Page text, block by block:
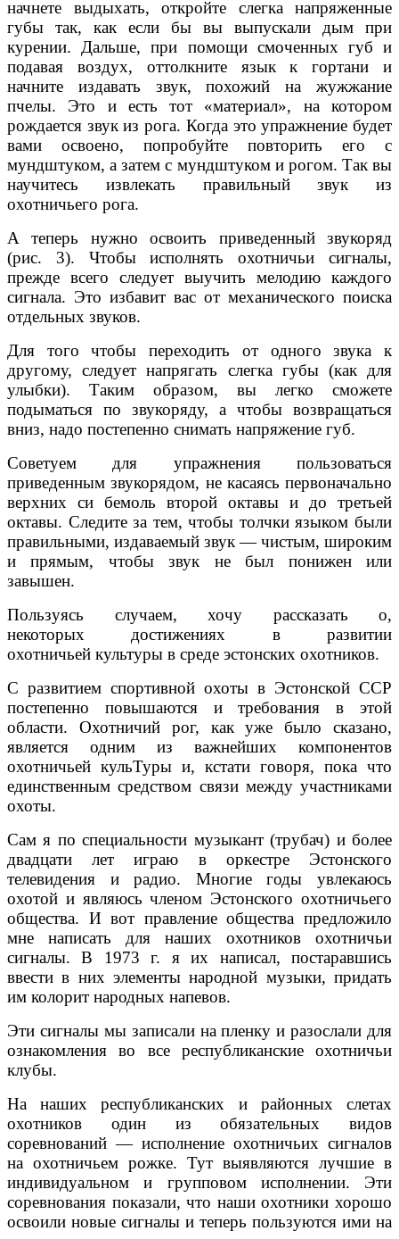
начнете выдыхать, откройте слегка напряженные
губы так, как если бы вы выпускали дым при
курении. Дальше, при помощи смоченных губ и
подавая воздух, оттолкните язык к гортани и
начните издавать звук, похожий на жужжание
пчелы. Это и есть тот «материал», на котором
рождается звук из рога. Когда это упражнение будет
вами освоено, попробуйте повторить его с
мундштуком, а затем с мундштуком и рогом. Так вы
научитесь извлекать правильный звук из
охотничьего рога.
А теперь нужно освоить приведенный звукоряд
(рис. 3). Чтобы исполнять охотничьи сигналы,
прежде всего следует выучить мелодию каждого
сигнала. Это избавит вас от механического поиска
отдельных звуков.
Для того чтобы переходить от одного звука к
другому, следует напрягать слегка губы (как для
улыбки). Таким образом, вы легко сможете
подыматься по звукоряду, а чтобы возвращаться
вниз, надо постепенно снимать напряжение губ.
Советуем для упражнения пользоваться
приведенным звукорядом, не касаясь первоначально
верхних си бемоль второй октавы и до третьей
октавы. Следите за тем, чтобы толчки языком были
правильными, издаваемый звук — чистым, широким
и прямым, чтобы звук не был понижен или
завышен.
Пользуясь случаем, хочу рассказать о,
некоторых достижениях в развитии
охотничьей культуры в среде эстонских охотников.
С развитием спортивной охоты в Эстонской ССР
постепенно повышаются и требования в этой
области. Охотничий рог, как уже было сказано,
является одним из важнейших компонентов
охотничьей кульТуры и, кстати говоря, пока что
единственным средством связи между участниками
охоты.
Сам я по специальности музыкант (трубач) и более
двадцати лет играю в оркестре Эстонского
телевидения и радио. Многие годы увлекаюсь
охотой и являюсь членом Эстонского охотничьего
общества. И вот правление общества предложило
мне написать для наших охотников охотничьи
сигналы. В 1973 г. я их написал, постаравшись
ввести в них элементы народной музыки, придать
им колорит народных напевов.
Эти сигналы мы записали на пленку и разослали для
ознакомления во все республиканские охотничьи
клубы.
На наших республиканских и районных слетах
охотников один из обязательных видов
соревнований — исполнение охотничьих сигналов
на охотничьем рожке. Тут выявляются лучшие в
индивидуальном и групповом исполнении. Эти
соревнования показали, что наши охотники хорошо
освоили новые сигналы и теперь пользуются ими на